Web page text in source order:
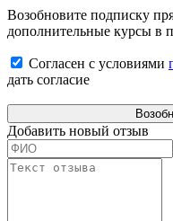
Возобновите подписку
дополнительные курсы в
Согласен с условиями
дать согласие
Добавить новый отзыв